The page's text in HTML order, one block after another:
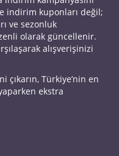
indirim kuponları değil;
ve sezonluk
olarak güncellenir.
alışverişinizi
çıkarın, Türkiye’nin en
ekstra